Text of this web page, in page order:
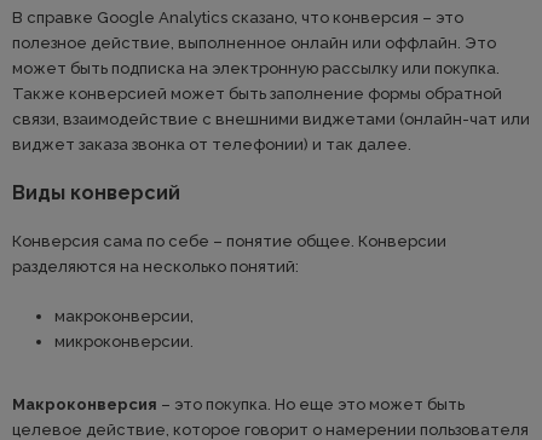
В справке Google Analytics сказано, что конверсия – это
полезное действие, выполненное онлайн или оффлайн. Это
может быть подписка на электронную рассылку или покупка.
Также конверсией может быть заполнение формы обратной
связи, взаимодействие с внешними виджетами (онлайн-чат или
виджет заказа звонка от телефонии) и так далее.
Виды конверсий
Конверсия сама по себе – понятие общее. Конверсии
разделяются на несколько понятий:
макроконверсии,
микроконверсии.
Макроконверсия – это покупка. Но еще это может быть
целевое действие, которое говорит о намерении пользователя